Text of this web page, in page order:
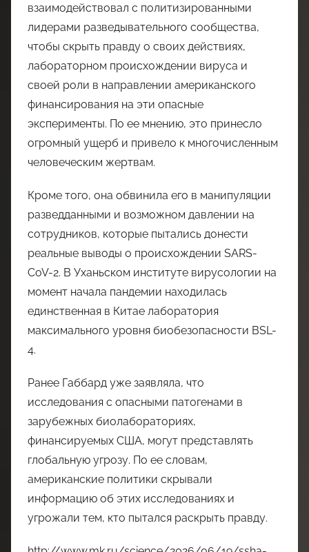
взаимодействовал с политизированными
лидерами разведывательного сообщества,
чтобы скрыть правду о своих действиях,
лабораторном происхождении вируса и
своей роли в направлении американского
финансирования на эти опасные
эксперименты. По ее мнению, это принесло
огромный ущерб и привело к многочисленным
человеческим жертвам.
Кроме того, она обвинила его в манипуляции
разведданными и возможном давлении на
сотрудников, которые пытались донести
реальные выводы о происхождении SARS-
CoV-2. В Уханьском институте вирусологии на
момент начала пандемии находилась
единственная в Китае лаборатория
максимального уровня биобезопасности BSL-
4.
Ранее Габбард уже заявляла, что
исследования с опасными патогенами в
зарубежных биолабораториях,
финансируемых США, могут представлять
глобальную угрозу. По ее словам,
американские политики скрывали
информацию об этих исследованиях и
угрожали тем, кто пытался раскрыть правду.